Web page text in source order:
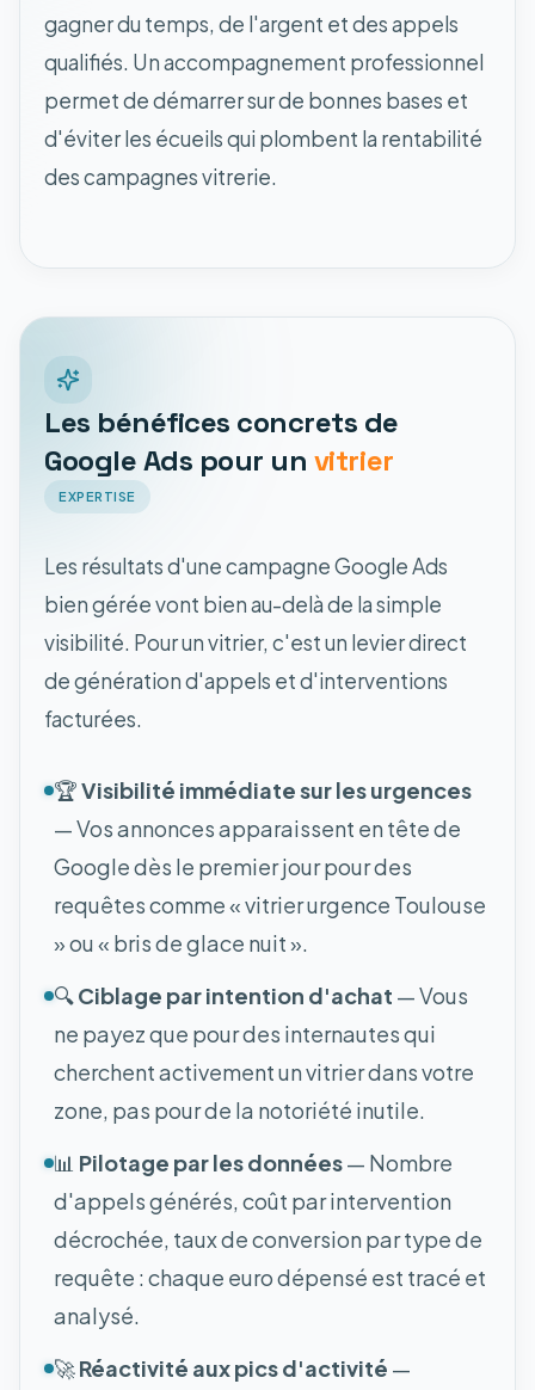
gagner du temps, de l'argent et des appels
qualifiés. Un accompagnement professionnel
permet de démarrer sur de bonnes bases et
d'éviter les écueils qui plombent la rentabilité
des campagnes vitrerie.
Les bénéfices concrets de
Google Ads pour un vitrier
EXPERTISE
Les résultats d'une campagne Google Ads
bien gérée vont bien au-delà de la simple
visibilité. Pour un vitrier, c'est un levier direct
de génération d'appels et d'interventions
facturées.
🏆Visibilité immédiate sur les urgences
— Vos annonces apparaissent en tête de
Google dès le premier jour pour des
requêtes comme « vitrier urgence Toulouse
» ou « bris de glace nuit ».
🔍Ciblage par intention d'achat — Vous
ne payez que pour des internautes qui
cherchent activement un vitrier dans votre
zone, pas pour de la notoriété inutile.
📊 Pilotage par les données— Nombre
d'appels générés, coût par intervention
décrochée, taux de conversion par type de
requête : chaque euro dépensé est tracé et
analysé.
🚀Réactivité aux pics d'activité —